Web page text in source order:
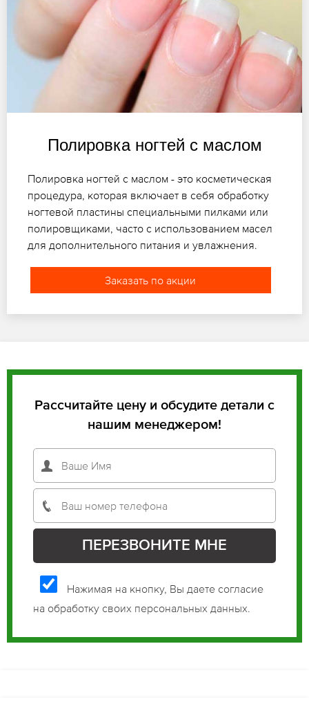
Полировка ногтей с маслом
Полировка ногтей с маслом - это косметическая
процедура, которая включает в себя обработку
ногтевой пластины специальными пилками или
полировщиками, часто с использованием масел
для дополнительного питания и увлажнения.
Заказать по акции
Рассчитайте цену и обсудите детали с
нашим менеджером!
Нажимая на кнопку, Вы даете согласие
на обработку своих персональных данных.